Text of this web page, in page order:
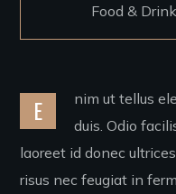
Food &
E
nim ut tellus
duis. Odio
laoreet id donec
risus nec feugiat in